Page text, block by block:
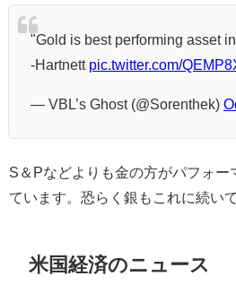
"Gold is best performing asset
-Hartnett pic.twitter.com/
— VBL’s Ghost (@Sorenthek)
S＆Pなどよりも金の方がパフォー
ています。恐らく銀もこれに続い
米国経済のニュース